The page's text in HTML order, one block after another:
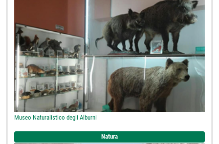
Museo Naturalistico degli Alburni
Natura